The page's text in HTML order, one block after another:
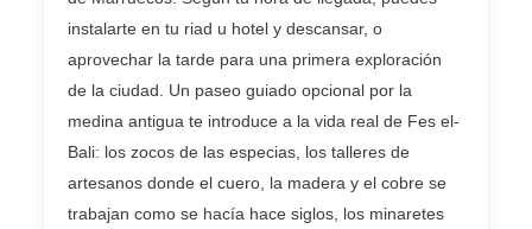
instalarte en tu riad u hotel y descansar, o
aprovechar la tarde para una primera exploración
de la ciudad. Un paseo guiado opcional por la
medina antigua te introduce a la vida real de Fes el-
Bali: los zocos de las especias, los talleres de
artesanos donde el cuero, la madera y el cobre se
trabajan como se hacía hace siglos, los minaretes